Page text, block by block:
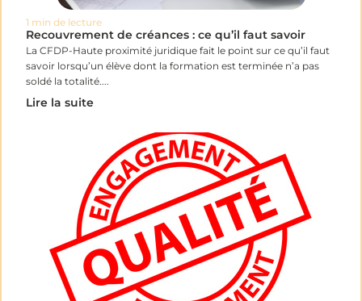
1 min de lecture
Recouvrement de créances : ce qu’il faut savoir
La CFDP-Haute proximité juridique fait le point sur ce qu’il faut
savoir lorsqu’un élève dont la formation est terminée n’a pas
soldé la totalité....
Lire la suite